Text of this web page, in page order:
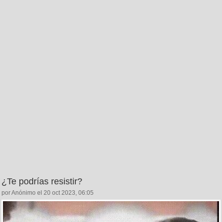
¿Te podrías resistir?
por Anónimo el 20 oct 2023, 06:05